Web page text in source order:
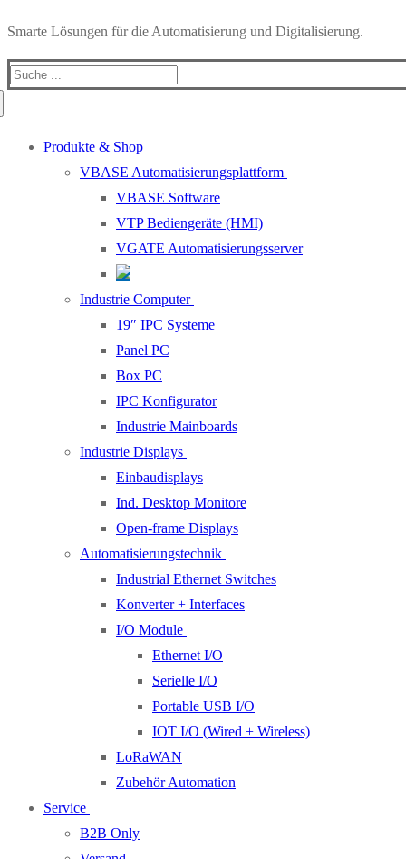
Smarte Lösungen für die Automatisierung und Digitalisierung.
Produkte & Shop
VBASE Automatisierungsplattform
VBASE Software
VTP Bediengeräte (HMI)
VGATE Automatisierungsserver
Industrie Computer
19″ IPC Systeme
Panel PC
Box PC
IPC Konfigurator
Industrie Mainboards
Industrie Displays
Einbaudisplays
Ind. Desktop Monitore
Open-frame Displays
Automatisierungstechnik
Industrial Ethernet Switches
Konverter + Interfaces
I/O Module
Ethernet I/O
Serielle I/O
Portable USB I/O
IOT I/O (Wired + Wireless)
LoRaWAN
Zubehör Automation
Service
B2B Only